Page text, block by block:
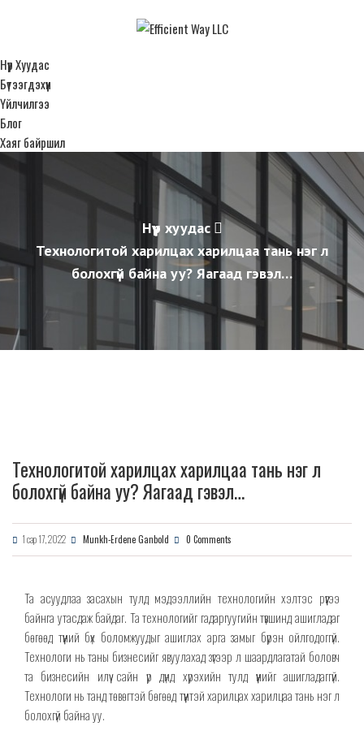
Нүүр Хуудас
Бүтээгдэхүүн
Үйлчилгээ
Блог
Хаяг байршил
Нүүр хуудас
Технологитой харилцах харилцаа тань нэг л
болохгүй байна уу? Яагаад гэвэл…
Технологитой харилцах харилцаа тань нэг л
болохгүй байна уу? Яагаад гэвэл…
1 сар 17, 2022 Munkh-Erdene Ganbold 0 Comments
Та асуудлаа засахын тулд мэдээллийн технологийн хэлтэс рүүгээ
байнга утасдаж байдаг. Та технологийг гадаргуугийн түвшиндашигладаг
бөгөөд түүний бүх боломжуудыг ашиглах арга замыг бүрэн ойлгодоггүй.
Технологи нь таны бизнесийг явуулахад зүгээр л шаардлагатай боловч
та бизнесийн илүү сайн үр дүнд хүрэхийн тулд үүнийг ашигладаггүй.
Технологи нь танд төвөгтэй бөгөөд түүнтэй харилцах харилцаа тань нэг л
болохгүй байна уу.